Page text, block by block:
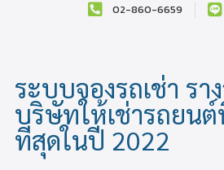
02-860-6659
ระบบจองรถเช่า รา
บริษัทให้เช่ารถยนต์
ที่สุดในปี 2022